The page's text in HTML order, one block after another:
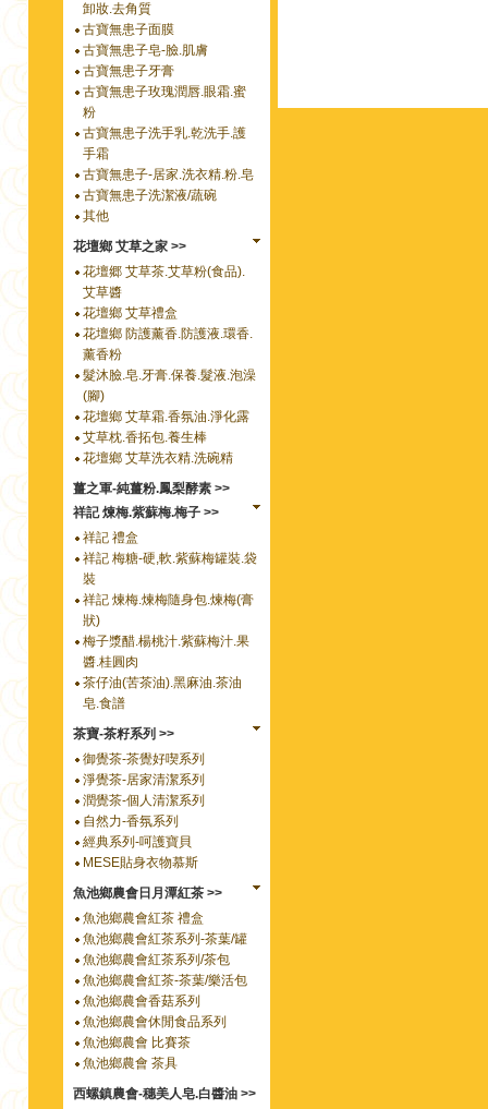
卸妝.去角質
古寶無患子面膜
古寶無患子皂-臉.肌膚
古寶無患子牙膏
古寶無患子玫瑰潤唇.眼霜.蜜
粉
古寶無患子洗手乳.乾洗手.護
手霜
古寶無患子-居家.洗衣精.粉.皂
古寶無患子洗潔液/蔬碗
其他
花壇鄉 艾草之家 >>
花壇郷 艾草茶.艾草粉(食品).
艾草醬
花壇鄉 艾草禮盒
花壇鄉 防護薰香.防護液.環香.
薰香粉
髮沐臉.皂.牙膏.保養.髮液.泡澡
(腳)
花壇鄉 艾草霜.香氛油.淨化露
艾草枕.香拓包.養生棒
花壇鄉 艾草洗衣精.洗碗精
薑之軍-純薑粉.鳳梨酵素 >>
祥記 煉梅.紫蘇梅.梅子 >>
祥記 禮盒
祥記 梅糖-硬,軟.紫蘇梅罐裝.袋
裝
祥記 煉梅.煉梅隨身包.煉梅(膏
狀)
梅子漿醋.楊桃汁.紫蘇梅汁.果
醬.桂圓肉
茶仔油(苦茶油).黑麻油.茶油
皂.食譜
茶寶-茶籽系列 >>
御覺茶-茶覺好喫系列
淨覺茶-居家清潔系列
潤覺茶-個人清潔系列
自然力-香氛系列
經典系列-呵護寶貝
MESE貼身衣物慕斯
魚池鄉農會日月潭紅茶 >>
魚池鄉農會紅茶 禮盒
魚池鄉農會紅茶系列-茶葉/罐
魚池鄉農會紅茶系列/茶包
魚池鄉農會紅茶-茶葉/樂活包
魚池鄉農會香菇系列
魚池鄉農會休閒食品系列
魚池鄉農會 比賽茶
魚池鄉農會 茶具
西螺鎮農會-穗美人皂.白醬油 >>